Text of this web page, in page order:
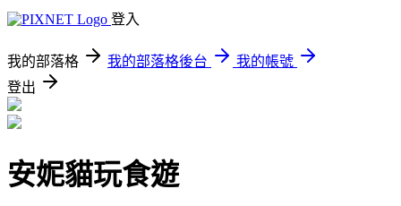
登入
我的部落格 我的部落格後台
我的帳號
登出
安妮貓玩食遊